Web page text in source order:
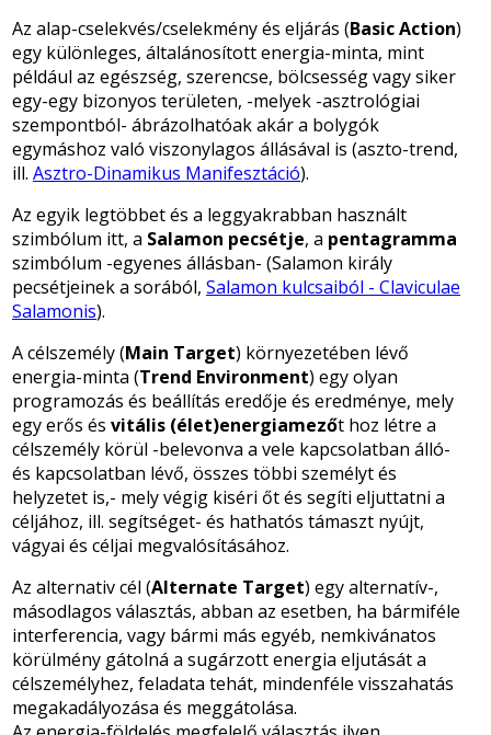
Az alap-cselekvés/cselekmény és eljárás (Basic Action)
egy különleges, általánosított energia-minta, mint
például az egészség, szerencse, bölcsesség vagy siker
egy-egy bizonyos területen, -melyek -asztrológiai
szempontból- ábrázolhatóak akár a bolygók
egymáshoz való viszonylagos állásával is (aszto-trend,
ill. Asztro-Dinamikus Manifesztáció).
Az egyik legtöbbet és a leggyakrabban használt
szimbólum itt, a Salamon pecsétje, a pentagramma
szimbólum -egyenes állásban- (Salamon király
pecsétjeinek a sorából, Salamon kulcsaiból - Claviculae
Salamonis).
A célszemély (Main Target) környezetében lévő
energia-minta (Trend Environment) egy olyan
programozás és beállítás eredője és eredménye, mely
egy erős és vitális (élet)energiamezőt hoz létre a
célszemély körül -belevonva a vele kapcsolatban álló-
és kapcsolatban lévő, összes többi személyt és
helyzetet is,- mely végig kiséri őt és segíti eljuttatni a
céljához, ill. segítséget- és hathatós támaszt nyújt,
vágyai és céljai megvalósításához.
Az alternativ cél (Alternate Target) egy alternatív-,
másodlagos választás, abban az esetben, ha bármiféle
interferencia, vagy bármi más egyéb, nemkivánatos
körülmény gátolná a sugárzott energia eljutását a
célszemélyhez, feladata tehát, mindenféle visszahatás
megakadályozása és meggátolása.